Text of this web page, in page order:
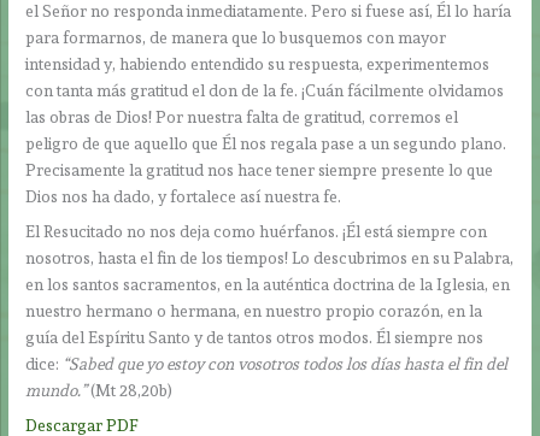
el Señor no responda inmediatamente. Pero si fuese así, Él lo haría
para formarnos, de manera que lo busquemos con mayor
intensidad y, habiendo entendido su respuesta, experimentemos
con tanta más gratitud el don de la fe. ¡Cuán fácilmente olvidamos
las obras de Dios! Por nuestra falta de gratitud, corremos el
peligro de que aquello que Él nos regala pase a un segundo plano.
Precisamente la gratitud nos hace tener siempre presente lo que
Dios nos ha dado, y fortalece así nuestra fe.
El Resucitado no nos deja como huérfanos. ¡Él está siempre con
nosotros, hasta el fin de los tiempos! Lo descubrimos en su Palabra,
en los santos sacramentos, en la auténtica doctrina de la Iglesia, en
nuestro hermano o hermana, en nuestro propio corazón, en la
guía del Espíritu Santo y de tantos otros modos. Él siempre nos
dice: “Sabed que yo estoy con vosotros todos los días hasta el fin del
mundo.”(Mt 28,20b)
Descargar PDF